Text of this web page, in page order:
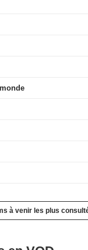
à venir les plus